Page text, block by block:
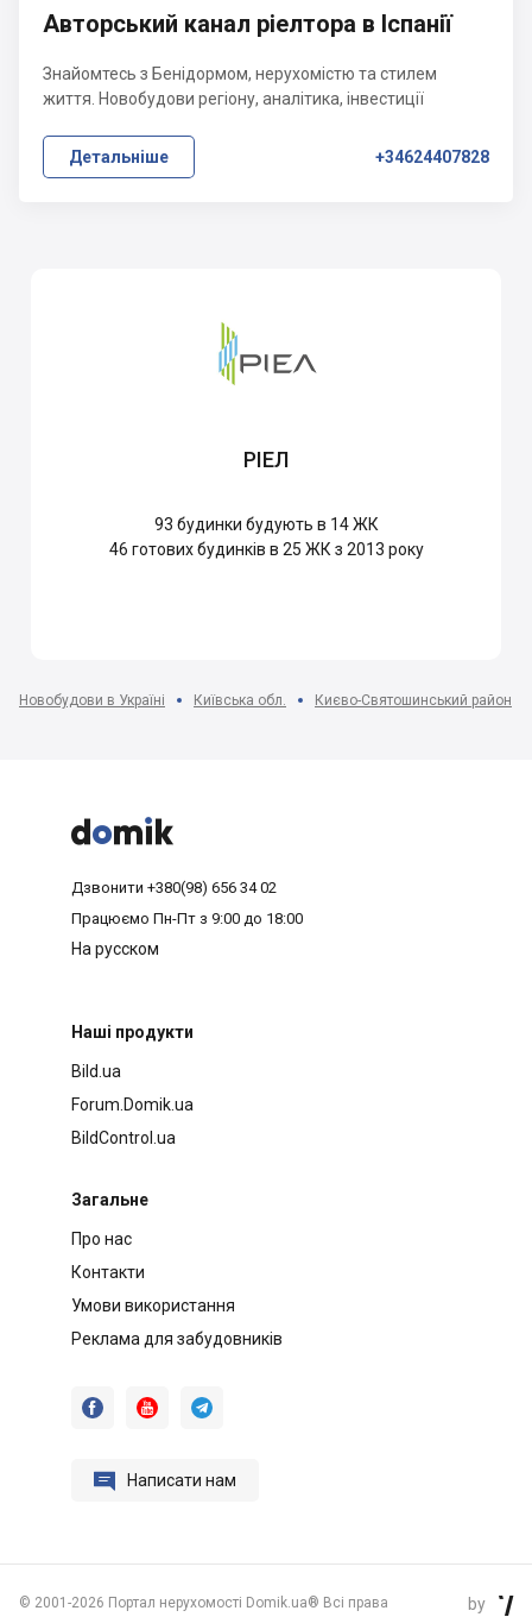
Авторський канал ріелтора в Іспанії
Знайомтесь з Бенідормом, нерухомістю та стилем
життя. Новобудови регіону, аналітика, інвестиції
Детальніше +34624407828
РІЕЛ
93 будинки будують в 14 ЖК
46 готових будинків в 25 ЖК з 2013 року
Новобудови в Україні Київська обл. Києво-Святошинський район



Дзвонити +380(98) 656 34 02
Працюємо Пн-Пт з 9:00 до 18:00
На русском
Наші продукти
Bild.ua
Forum.Domik.ua
BildControl.ua
Загальне
Про нас
Контакти
Умови використання
Реклама для забудовників
  
 Написати нам
© 2001-2026 Портал нерухомості Domik.ua® Всі права
by 